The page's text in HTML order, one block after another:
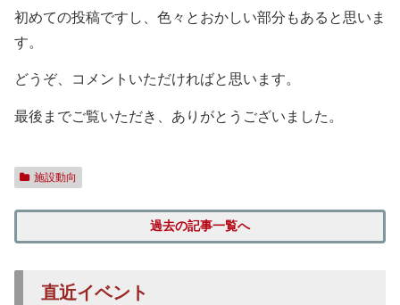
初めての投稿ですし、色々とおかしい部分もあると思いま
す。
どうぞ、コメントいただければと思います。
最後までご覧いただき、ありがとうございました。
施設動向
過去の記事一覧へ
直近イベント